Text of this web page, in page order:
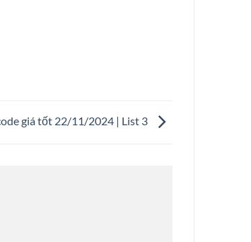
giá tốt 22/11/2024 | List 3